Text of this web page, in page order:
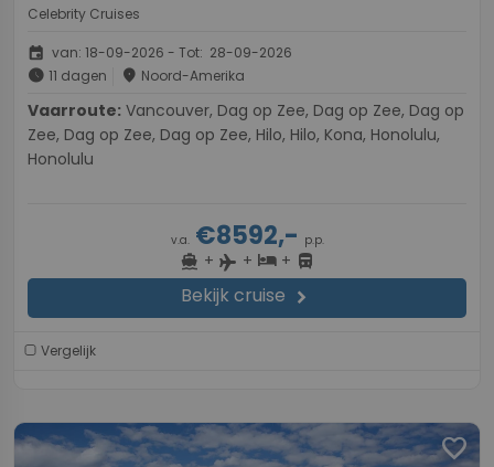
Celebrity Cruises
event van: 18-09-2026 - Tot: 28-09-2026
schedule 11 dagen place Noord-Amerika
Vaarroute:
Zee, Dag op Zee, Dag op Zee, Hilo, Hilo, Kona, Honolulu,
Honolulu
v.a.€8592,- p.p.
directions_boat + flight + hotel+ directions_bus
Bekijk cruise chevron_right
Vergelijk
favorite